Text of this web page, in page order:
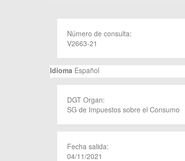
Número de consulta:
V2663-21
Idioma Español
DGT Organ:
SG de Impuestos sobre el Consumo
Fecha salida:
04/11/2021